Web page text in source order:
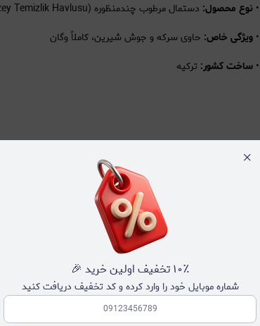
• نوع محصول: دستمال مرطوب چندمنظوره (Çok Amaçlı Yüzey Temizlik Havlusu)
• ویژگی خاص: حاوی سرکه و جوش شیرین، کاملاً وگان
• ساخت کشور: ترکیه
دیدگاه کاربران ×
۱۰٪ تخفیف اولین خرید 🎉
شماره موبایل خود را وارد کرده و کد تخفیف دریافت کنید